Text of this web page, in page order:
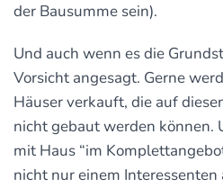
der Bausumme sein).
Und auch wenn es die
Vorsicht angesagt. Gerne
Häuser verkauft, die auf
nicht gebaut werden können.
mit Haus “im
nicht nur einem